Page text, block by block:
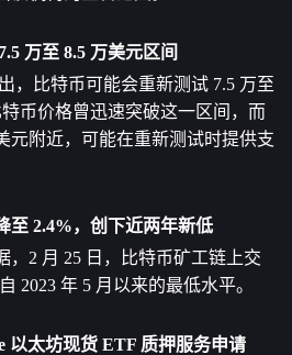
万至 8.5 万美元区间
，比特币可能会重新测试 7.5 万至
币价格曾迅速突破这一区间，而
元附近，可能在重新测试时提供支
至 2.4%，创下近两年新低
，2 月 25 日，比特币矿工链上交
2023 年 5 月以来的最低水平。
以太坊现货 ETF 质押服务申请